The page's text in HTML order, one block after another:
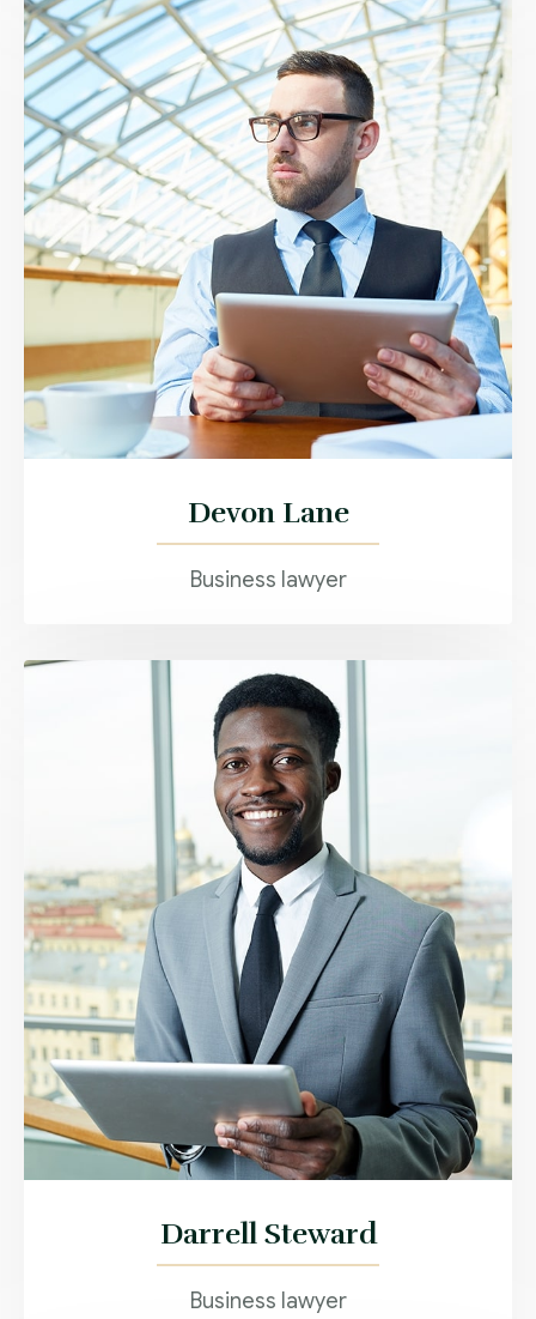
Devon Lane
Business lawyer
Darrell Steward
Business lawyer